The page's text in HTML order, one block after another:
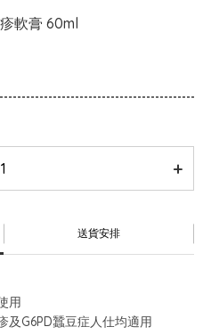
軟膏 60ml
送貨安排
用
及G6PD蠶豆症人仕均適用